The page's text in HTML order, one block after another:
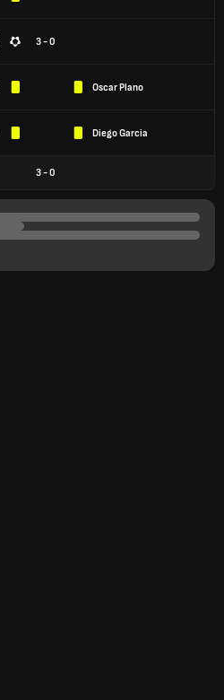
3 - 0
Oscar Plano
Diego Garcia
3-0